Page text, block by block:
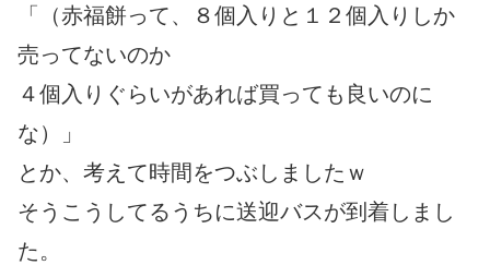
「（赤福餅って、８個入りと１２個入りしか
売ってないのか
４個入りぐらいがあれば買っても良いのに
な）」
とか、考えて時間をつぶしましたｗ
そうこうしてるうちに送迎バスが到着しまし
た。